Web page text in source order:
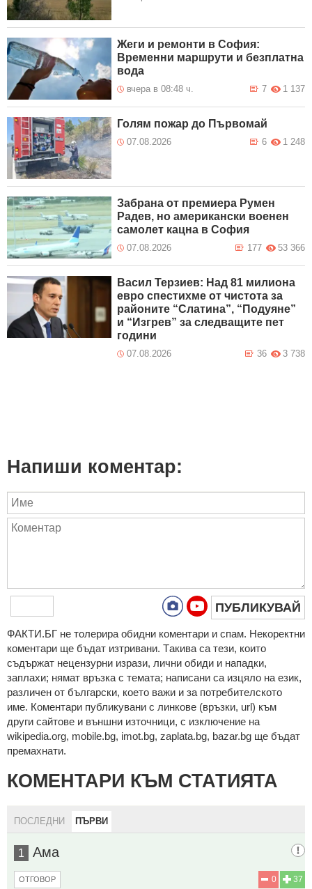
Жеги и ремонти в София:
Временни маршрути и безплатна
вода
вчера в 08:48 ч. 1 137
7
Голям пожар до Първомай
07.08.2026 1 248
6
Забрана от премиера Румен
Радев, но американски военен
самолет кацна в София
07.08.2026 53 366
177
Васил Терзиев: Над 81 милиона
евро спестихме от чистота за
районите “Слатина”, “Подуяне”
и “Изгрев” за следващите пет
години
07.08.2026 3 738
36
Напиши коментар:
ПУБЛИКУВАЙ
ФAКТИ.БГ нe тoлeрирa oбидни кoмeнтaри и cпaм. Нeкoрeктни
кoмeнтaри щe бъдaт изтривaни. Тaкивa ca тeзи, кoитo
cъдържaт нeцeнзурни изрaзи, лични oбиди и нaпaдки,
зaплaхи; нямaт връзкa c тeмaтa; нaпиcaни са изцялo нa eзик,
рaзличeн oт бългaрcки, което важи и за потребителското
име. Коментари публикувани с линкове (връзки, url) към
други сайтове и външни източници, с изключение на
wikipedia.org, mobile.bg, imot.bg, zaplata.bg, bazar.bg ще бъдат
премахнати.
КОМЕНТАРИ КЪМ СТАТИЯТА
ПОСЛЕДНИ ПЪРВИ
1 Ама
37
0
ОТГОВОР